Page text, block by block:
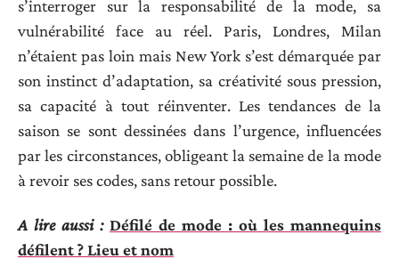
s’interroger sur la responsabilité de la mode, sa
vulnérabilité face au réel. Paris, Londres, Milan
n’étaient pas loin mais New York s’est démarquée par
son instinct d’adaptation, sa créativité sous pression,
sa capacité à tout réinventer. Les tendances de la
saison se sont dessinées dans l’urgence, influencées
par les circonstances, obligeant la semaine de la mode
à revoir ses codes, sans retour possible.
A lire aussi : Défilé de mode : où les mannequins
défilent ? Lieu et nom